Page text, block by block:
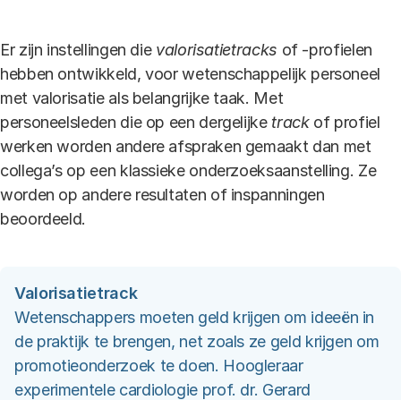
Er zijn instellingen die valorisatietracks of -profielen
hebben ontwikkeld, voor wetenschappelijk personeel
met valorisatie als belangrijke taak. Met
personeelsleden die op een dergelijke track of profiel
werken worden andere afspraken gemaakt dan met
collega’s op een klassieke onderzoeksaanstelling. Ze
worden op andere resultaten of inspanningen
beoordeeld.
Valorisatietrack
Wetenschappers moeten geld krijgen om ideeën in
de praktijk te brengen, net zoals ze geld krijgen om
promotieonderzoek te doen. Hoogleraar
experimentele cardiologie prof. dr. Gerard